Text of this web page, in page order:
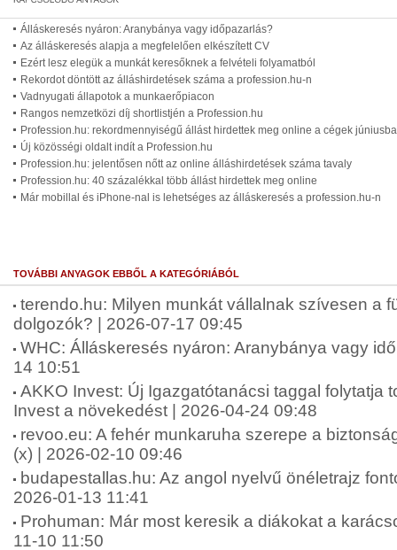
Álláskeresés nyáron: Aranybánya vagy időpazarlás?
Az álláskeresés alapja a megfelelően elkészített CV
Ezért lesz elegük a munkát keresőknek a felvételi folyamatból
Rekordot döntött az álláshirdetések száma a profession.hu-n
Vadnyugati állapotok a munkaerőpiacon
Rangos nemzetközi díj shortlistjén a Profession.hu
Profession.hu: rekordmennyiségű állást hirdettek meg online a cégek
Új közösségi oldalt indít a Profession.hu
Profession.hu: jelentősen nőtt az online álláshirdetések száma tavaly
Profession.hu: 40 százalékkal több állást hirdettek meg online
Már mobillal és iPhone-nal is lehetséges az álláskeresés a profession.hu-n
TOVÁBBI ANYAGOK EBBŐL A KATEGÓRIÁBÓL
terendo.hu: Milyen munkát vállalnak szívesen a
dolgozók? | 2026-07-17 09:45
WHC: Álláskeresés nyáron: Aranybánya vagy
14 10:51
AKKO Invest: Új Igazgatótanácsi taggal folytatja
Invest a növekedést | 2026-04-24 09:48
revoo.eu: A fehér munkaruha szerepe a
(x) | 2026-02-10 09:46
budapestallas.hu: Az angol nyelvű önéletrajz
2026-01-13 11:41
Prohuman: Már most keresik a diákokat a
11-10 11:50